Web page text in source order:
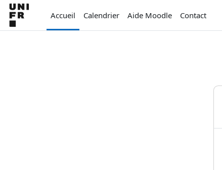
Passer au contenu principal
Accueil
Calendrier Aide Moodle Contact